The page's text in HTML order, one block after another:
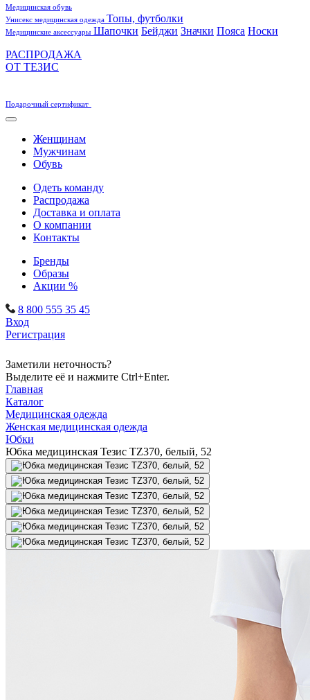
Медицинская обувь
Унисекс медицинская одежда Топы, футболки
Медицинские аксессуары Шапочки Бейджи Значки Пояса Носки
РАСПРОДАЖА
ОТ ТЕЗИС
Подарочный сертификат
Женщинам
Мужчинам
Обувь
Одеть команду
Распродажа
Доставка и оплата
О компании
Контакты
Бренды
Образы
Акции %
8 800 555 35 45
Вход
Регистрация
Заметили неточность?
Выделите её и нажмите Ctrl+Enter.
Главная
Каталог
Медицинская одежда
Женская медицинская одежда
Юбки
Юбка медицинская Тезис TZ370, белый, 52